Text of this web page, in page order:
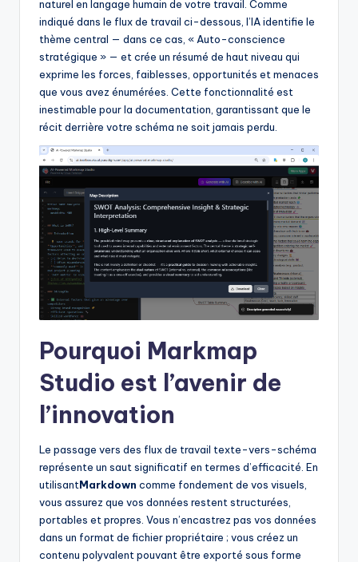
naturel en langage humain de votre travail. Comme
indiqué dans le flux de travail ci-dessous, l’IA identifie le
thème central — dans ce cas, « Auto-conscience
stratégique » — et crée un résumé de haut niveau qui
exprime les forces, faiblesses, opportunités et menaces
que vous avez énumérées. Cette fonctionnalité est
inestimable pour la documentation, garantissant que le
récit derrière votre schéma ne soit jamais perdu.
Pourquoi Markmap
Studio est l’avenir de
l’innovation
Le passage vers des flux de travail texte-vers-schéma
représente un saut significatif en termes d’efficacité. En
utilisantMarkdown comme fondement de vos visuels,
vous assurez que vos données restent structurées,
portables et propres. Vous n’encastrez pas vos données
dans un format de fichier propriétaire ; vous créez un
contenu polyvalent pouvant être exporté sous forme